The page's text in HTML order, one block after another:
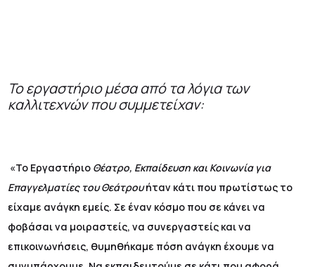
Το εργαστήριο μέσα από τα λόγια των
καλλιτεχνών που συμμετείχαν:
«Το Εργαστήριο Θέατρο, Εκπαίδευση και Κοινωνία για
Επαγγελματίες του Θεάτρουήταν κάτι που πρωτίστως το
είχαμε ανάγκη εμείς. Σε έναν κόσμο που σε κάνει να
φοβάσαι να μοιραστείς, να συνεργαστείς και να
επικοινωνήσεις, θυμηθήκαμε πόση ανάγκη έχουμε να